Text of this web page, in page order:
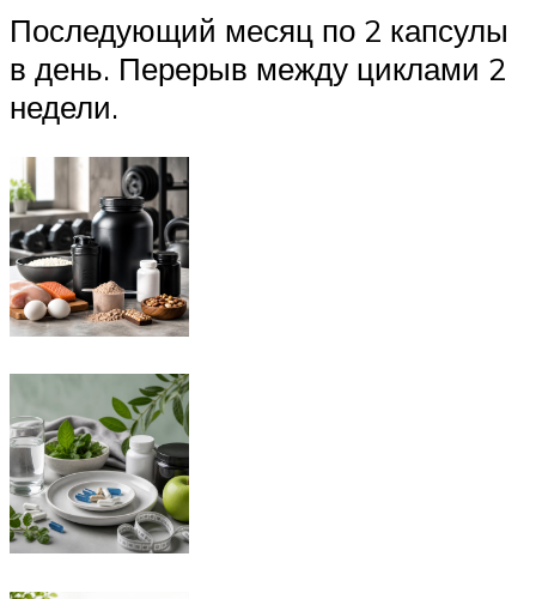
Последующий месяц по 2 капсулы
в день. Перерыв между циклами 2
недели.